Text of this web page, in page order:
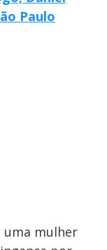
Paulo
uma mulher